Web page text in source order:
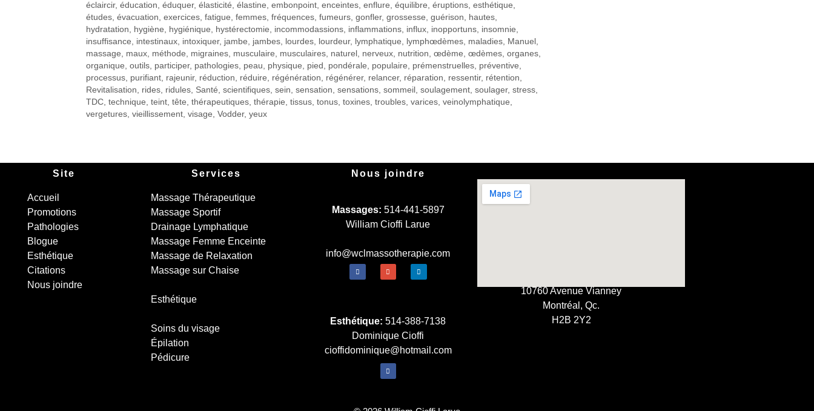
éclaircir, éducation, éduquer, élasticité, élastine, embonpoint, enceintes, enflure, équilibre, éruptions, esthétique,
études, évacuation, exercices, fatigue, femmes, fréquences, fumeurs, gonfler, grossesse, guérison, hautes,
hydratation, hygiène, hygiénique, hystérectomie, incommodassions, inflammations, influx, inopportuns, insomnie,
insuffisance, intestinaux, intoxiquer, jambe, jambes, lourdes, lourdeur, lymphatique, lymphœdèmes, maladies, Manuel ,
massage, maux, méthode, migraines, musculaire, musculaires, naturel , nerveux, nutrition, œdème, œdèmes, organes,
organique, outils, participer, pathologies, peau, physique, pied , pondérale, populaire, prémenstruelles, préventive,
processus, purifiant, rajeunir, réduction, réduire, régénération, régénérer, relancer, réparation, ressentir, rétention,
Revitalisation, rides, ridules, Santé, scientifiques, sein, sensation, sensations, sommeil , soulagement, soulager, stress,
TDC, technique, teint, tête, thérapeutiques, thérapie, tissus, tonus, toxines, troubles, varices, veinolymphatique,
vergetures, vieillissement, visage, Vodder, yeux
Site
Accueil
Promotions
Pathologies
Blogue
Esthétique
Citations
Nous joindre
Services
Massage Thérapeutique
Massage Sportif
Drainage Lymphatique
Massage Femme Enceinte
Massage de Relaxation
Massage sur Chaise
Esthétique
Soins du visage
Épilation
Pédicure
Nous joindre
Massages: 514-441-5897
William Cioffi Larue
info@wclmassotherapie.com
Esthétique: 514-388-7138
Dominique Cioffi
cioffidominique@hotmail.com
10760 Avenue Vianney
Montréal, Qc.
H2B 2Y2